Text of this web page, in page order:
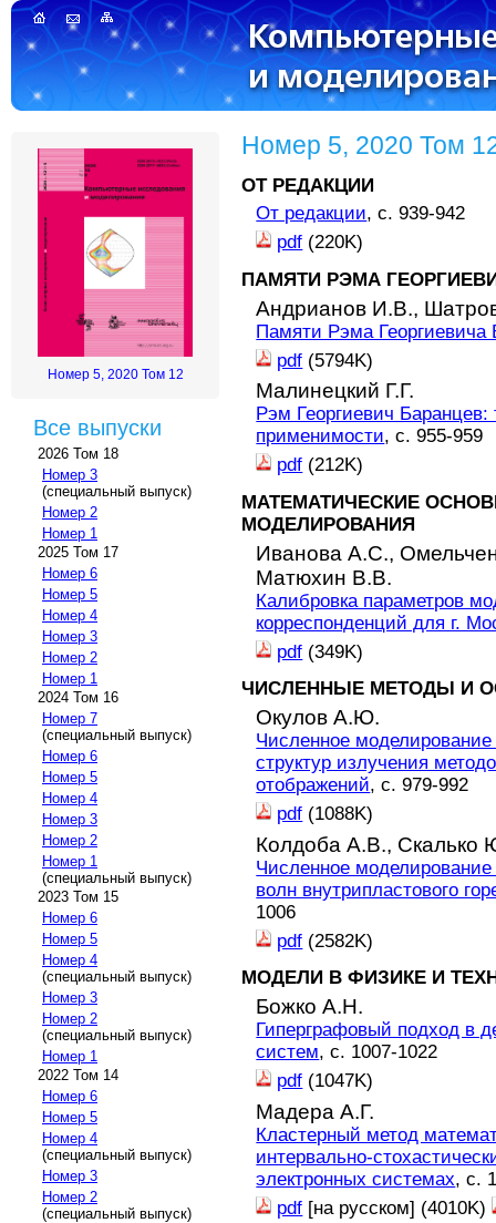
Номер 5, 2020 Том 12
Все выпуски
2026 Том 18
Номер 3
(специальный выпуск)
Номер 2
Номер 1
2025 Том 17
Номер 6
Номер 5
Номер 4
Номер 3
Номер 2
Номер 1
2024 Том 16
Номер 7
(специальный выпуск)
Номер 6
Номер 5
Номер 4
Номер 3
Номер 2
Номер 1
(специальный выпуск)
2023 Том 15
Номер 6
Номер 5
Номер 4
(специальный выпуск)
Номер 3
Номер 2
(специальный выпуск)
Номер 1
2022 Том 14
Номер 6
Номер 5
Номер 4
(специальный выпуск)
Номер 3
Номер 2
(специальный выпуск)
Номер 5, 2020 Том
ОТ РЕДАКЦИИ
От редакции, с. 939-942
pdf (220K)
ПАМЯТИ РЭМА
Андрианов И.В.,
Памяти Рэма Георгиевича
pdf (5794K)
Малинецкий Г.Г.
Рэм Георгиевич Баранцев:
применимости, с. 955-959
pdf (212K)
МАТЕМАТИЧЕСКИЕ
МОДЕЛИРОВАНИЯ
Иванова А.С.,
Матюхин В.В.
Калибровка параметров
корреспонденций для г.
pdf (349K)
ЧИСЛЕННЫЕ МЕТОДЫ И
Окулов А.Ю.
Численное
структур излучения
отображений, с. 979-992
pdf (1088K)
Колдоба А.В., Скалько
Численное
волн внутрипластового
1006
pdf (2582K)
МОДЕЛИ В ФИЗИКЕ И
Божко А.Н.
Гиперграфовый подход в
систем, с. 1007-1022
pdf (1047K)
Мадера А.Г.
Кластерный метод
интервально-
электронных системах, с.
pdf [на русском] (4010K)